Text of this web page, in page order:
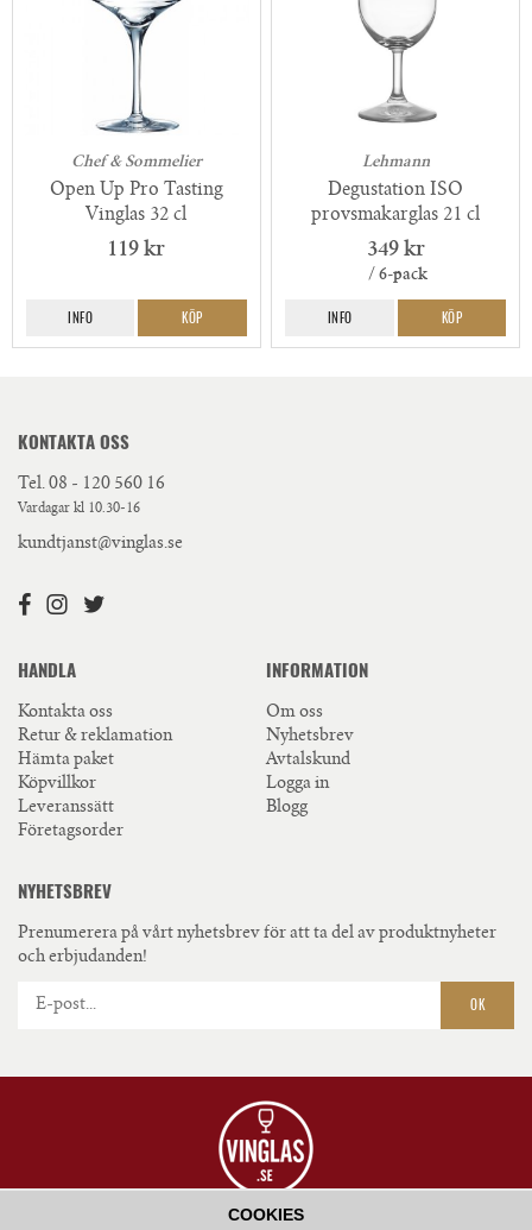
Chef & Sommelier
Open Up Pro Tasting
Vinglas 32 cl
119 kr
INFO KÖP
Lehmann
Degustation ISO
provsmakarglas 21 cl
349 kr
/ 6-pack
INFO KÖP
KONTAKTA OSS
Tel. 08 - 120 560 16
Vardagar kl 10.30-16
kundtjanst@vinglas.se
HANDLA
Kontakta oss
Retur & reklamation
Hämta paket
Köpvillkor
Leveranssätt
Företagsorder
INFORMATION
Om oss
Nyhetsbrev
Avtalskund
Logga in
Blogg
NYHETSBREV
Prenumerera på vårt nyhetsbrev för att ta del av produktnyheter
och erbjudanden!
OK
COOKIES